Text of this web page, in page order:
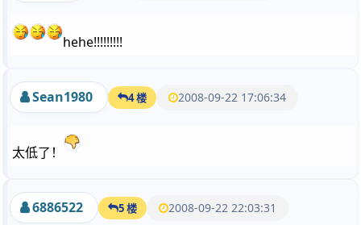
hehe!!!!!!!!!
Sean1980 4 楼 2008-09-22 17:06:34
太低了！
6886522 5 楼 2008-09-22 22:03:31